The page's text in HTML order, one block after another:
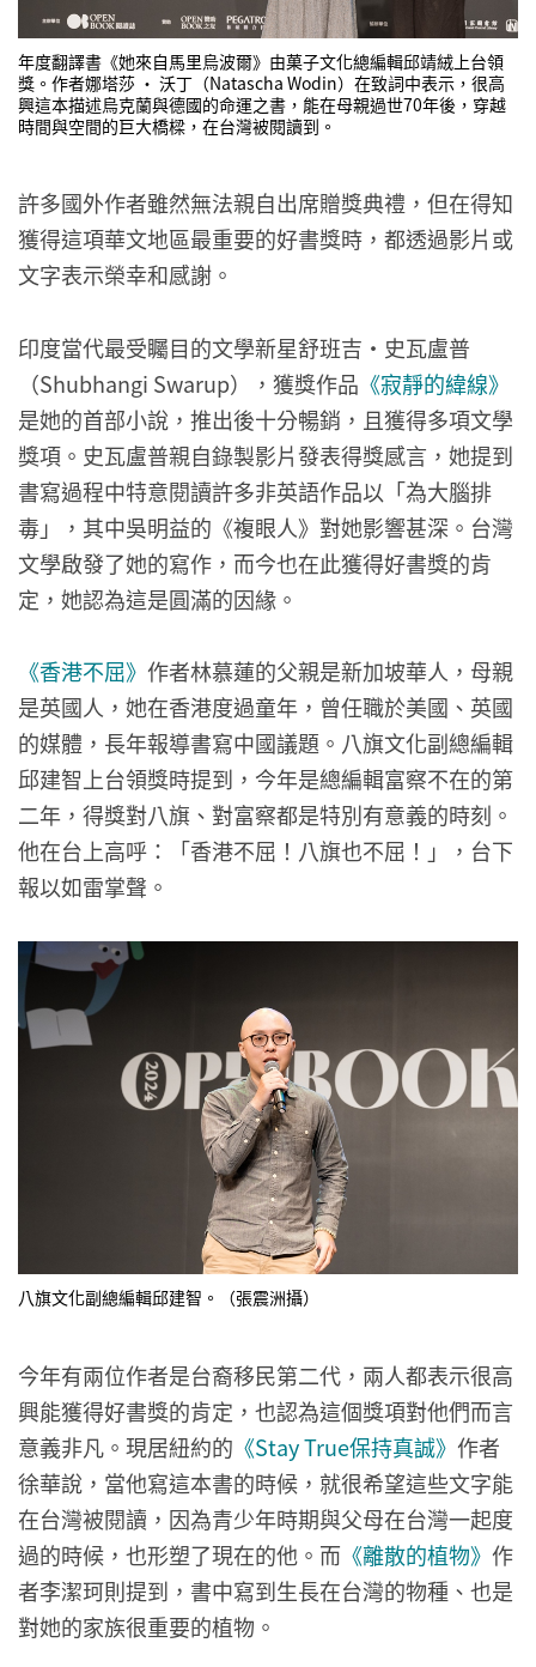
年度翻譯書《她來自馬里烏波爾》由菓子文化總編輯邱靖絨上台領
獎。作者娜塔莎 · 沃丁（Natascha Wodin）在致詞中表示，很高
興這本描述烏克蘭與德國的命運之書，能在母親過世70年後，穿越
時間與空間的巨大橋樑，在台灣被閱讀到。
許多國外作者雖然無法親自出席贈獎典禮，但在得知
獲得這項華文地區最重要的好書獎時，都透過影片或
文字表示榮幸和感謝。
印度當代最受矚目的文學新星舒班吉・史瓦盧普
（Shubhangi Swarup），獲獎作品 《寂靜的緯線》
是她的首部小說，推出後十分暢銷，且獲得多項文學
獎項。史瓦盧普親自錄製影片發表得獎感言，她提到
書寫過程中特意閱讀許多非英語作品以「為大腦排
毒」，其中吳明益的《複眼人》對她影響甚深。台灣
文學啟發了她的寫作，而今也在此獲得好書獎的肯
定，她認為這是圓滿的因緣。
《香港不屈》 作者林慕蓮的父親是新加坡華人，母親
是英國人，她在香港度過童年，曾任職於美國、英國
的媒體，長年報導書寫中國議題。八旗文化副總編輯
邱建智上台領獎時提到，今年是總編輯富察不在的第
二年，得獎對八旗、對富察都是特別有意義的時刻。
他在台上高呼：「香港不屈！八旗也不屈！」，台下
報以如雷掌聲。
八旗文化副總編輯邱建智。（張震洲攝）
今年有兩位作者是台裔移民第二代，兩人都表示很高
興能獲得好書獎的肯定，也認為這個獎項對他們而言
意義非凡。現居紐約的 《Stay True保持真誠》 作者
徐華說，當他寫這本書的時候，就很希望這些文字能
在台灣被閱讀，因為青少年時期與父母在台灣一起度
過的時候，也形塑了現在的他。而 《離散的植物》 作
者李潔珂則提到，書中寫到生長在台灣的物種、也是
對她的家族很重要的植物。